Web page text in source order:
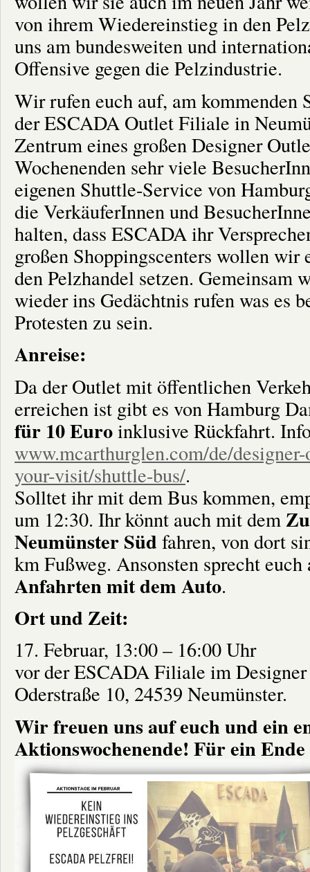
von ihrem Wiedereinstieg in den
uns am bundesweiten und
Offensive gegen die Pelzindustrie.
Wir rufen euch auf, am kommenden
der ESCADA Outlet Filiale in
Zentrum eines großen Designer
Wochenenden sehr viele
eigenen Shuttle-Service von
die VerkäuferInnen und
halten, dass ESCADA ihr
großen Shoppingscenters wollen wir
den Pelzhandel setzen. Gemeinsam
wieder ins Gedächtnis rufen was es
Protesten zu sein.
Anreise:
Da der Outlet mit öffentlichen
erreichen ist gibt es von Hamburg
für 10 Euroinklusive Rückfahrt.
www.mcarthurglen.com/de/
your-visit/shuttle-bus/.
Solltet ihr mit dem Bus kommen,
um 12:30. Ihr könnt auch mit dem
Neumünster Süd fahren, von dort
km Fußweg. Ansonsten sprecht
Anfahrten mit dem Auto.
Ort und Zeit:
17. Februar, 13:00 – 16:00 Uhr
vor der ESCADA Filiale im
Oderstraße 10, 24539 Neumünster.
Wir freuen uns auf euch und ein
Aktionswochenende! Für ein